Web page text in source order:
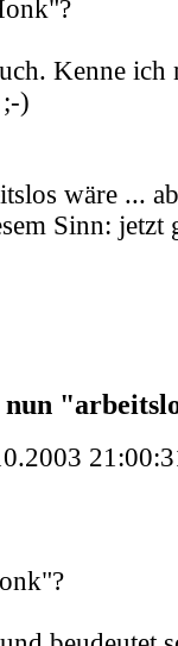
Kenne ich
)
wäre ...
Sinn: jetzt
nun